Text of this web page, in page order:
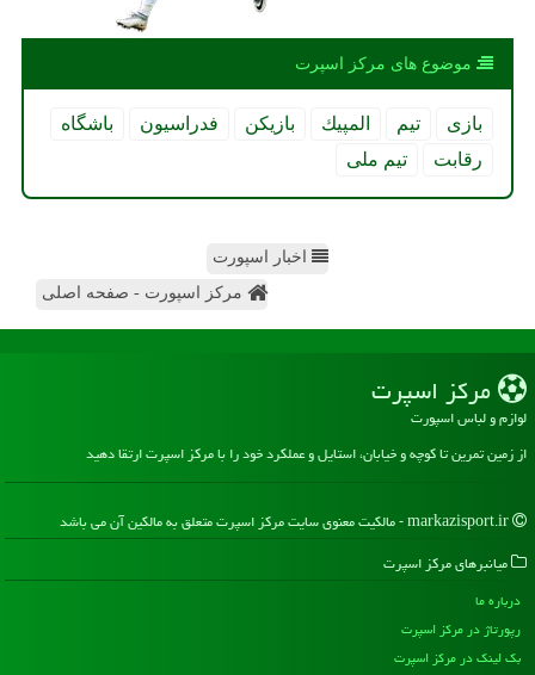
موضوع های مركز اسپرت
بازی تیم المپیك بازیكن فدراسیون
باشگاه
رقابت
تیم ملی
اخبار اسپورت
مرکز اسپورت - صفحه اصلی
مركز اسپرت
لوازم و لباس اسپورت
از زمین تمرین تا کوچه و خیابان، استایل و عملکرد خود را با مرکز اسپرت ارتقا دهید
میانبرهای مركز اسپرت
درباره ما
رپورتاژ در مركز اسپرت
بک لینک در مركز اسپرت